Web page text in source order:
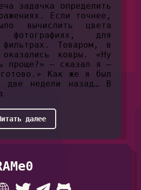
задачка определить
Если точнее,
вычислить цвета
для
фильтрах. Товаром, в
ковры. «Ну
проще?» — сказал я —
Как же я был
две недели назад… В
далее